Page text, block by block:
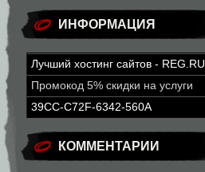
ИНФОРМАЦИЯ
Лучший хостинг сайтов - REG.RU
Промокод 5% скидки на услуги
39CC-C72F-6342-560A
КОММЕНТАРИИ